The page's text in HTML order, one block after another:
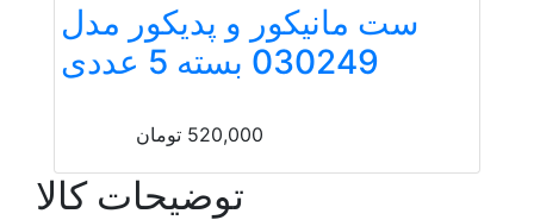
ست مانیکور و پدیکور مدل
030249 بسته 5 عددی
520,000 تومان
توضیحات کالا